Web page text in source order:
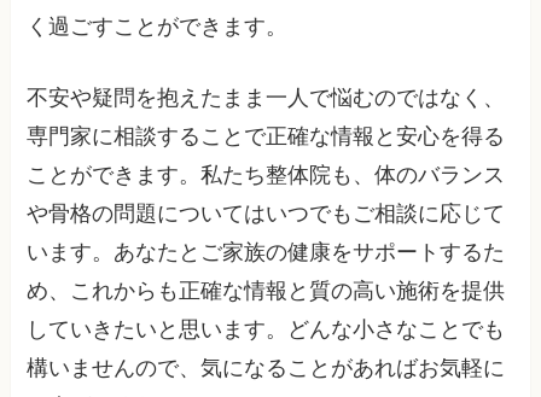
く過ごすことができます。
不安や疑問を抱えたまま一人で悩むのではなく、
専門家に相談することで正確な情報と安心を得る
ことができます。私たち整体院も、体のバランス
や骨格の問題についてはいつでもご相談に応じて
います。あなたとご家族の健康をサポートするた
め、これからも正確な情報と質の高い施術を提供
していきたいと思います。どんな小さなことでも
構いませんので、気になることがあればお気軽に